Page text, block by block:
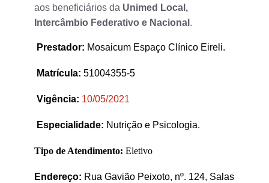
aos beneficiários da Unimed Local,
Intercâmbio Federativo e Nacional .
Prestador: Mosaicum Espaço Clínico Eireli.
Matrícula: 51004355-5
Vigência: 10/05/2021
Especialidade: Nutrição e Psicologia.
Tipo de Atendimento: Eletivo
Endereço: Rua Gavião Peixoto, nº. 124, Salas